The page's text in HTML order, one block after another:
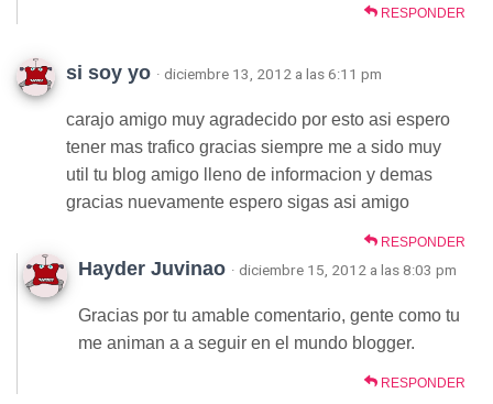
RESPONDER
si soy yo · diciembre 13, 2012 a las 6:11 pm
carajo amigo muy agradecido por esto asi espero
tener mas trafico gracias siempre me a sido muy
util tu blog amigo lleno de informacion y demas
gracias nuevamente espero sigas asi amigo
RESPONDER
Hayder Juvinao · diciembre 15, 2012 a las 8:03 pm
Gracias por tu amable comentario, gente como tu
me animan a a seguir en el mundo blogger.
RESPONDER